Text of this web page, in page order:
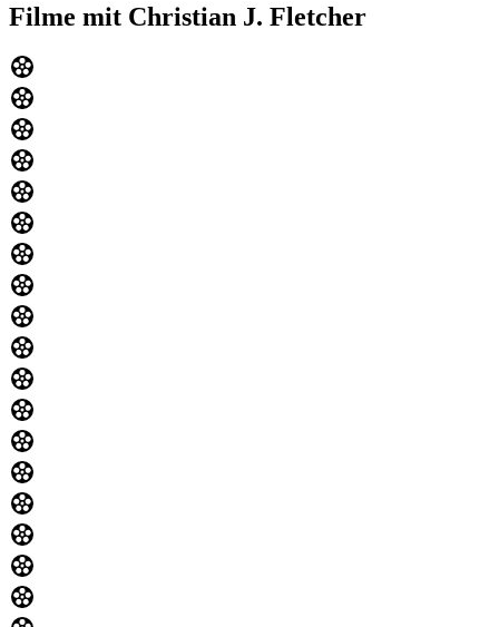
Filme mit Christian J. Fletcher